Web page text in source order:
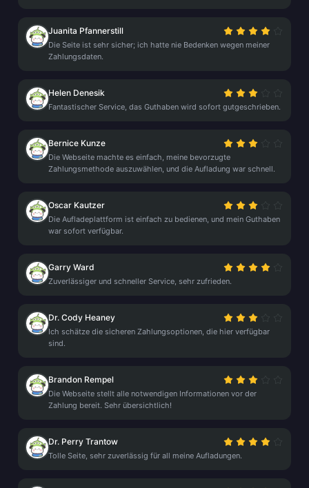
Juanita Pfannerstill
Die Seite ist sehr sicher; ich hatte nie Bedenken wegen meiner
Zahlungsdaten.
Helen Denesik
Fantastischer Service, das Guthaben wird sofort gutgeschrieben.
Bernice Kunze
Die Webseite machte es einfach, meine bevorzugte
Zahlungsmethode auszuwählen, und die Aufladung war schnell.
Oscar Kautzer
Die Aufladeplattform ist einfach zu bedienen, und mein Guthaben
war sofort verfügbar.
Garry Ward
Zuverlässiger und schneller Service, sehr zufrieden.
Dr. Cody Heaney
Ich schätze die sicheren Zahlungsoptionen, die hier verfügbar
sind.
Brandon Rempel
Die Webseite stellt alle notwendigen Informationen vor der
Zahlung bereit. Sehr übersichtlich!
Dr. Perry Trantow
Tolle Seite, sehr zuverlässig für all meine Aufladungen.